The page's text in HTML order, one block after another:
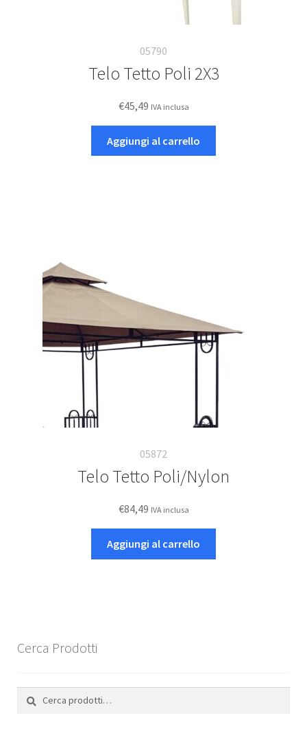
05790
Telo Tetto Poli 2X3
€45,49 IVA inclusa
Aggiungi al carrello
05872
Telo Tetto Poli/Nylon
€84,49 IVA inclusa
Aggiungi al carrello
Cerca Prodotti
Cerca:
Cerca